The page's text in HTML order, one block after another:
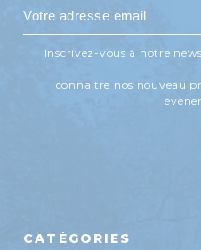
Inscrivez-vous à notre
connaître nos nouveau
CATÉGORIES